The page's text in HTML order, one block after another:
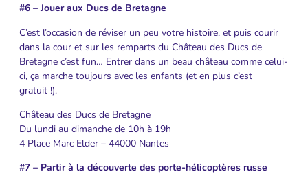
#6 – Jouer aux Ducs de Bretagne
C’est l’occasion de réviser un peu votre histoire, et puis courir
dans la cour et sur les remparts du Château des Ducs de
Bretagne c’est fun… Entrer dans un beau château comme celui-
ci, ça marche toujours avec les enfants (et en plus c’est
gratuit !).
Château des Ducs de Bretagne
Du lundi au dimanche de 10h à 19h
4 Place Marc Elder – 44000 Nantes
#7 – Partir à la découverte des porte-hélicoptères russe